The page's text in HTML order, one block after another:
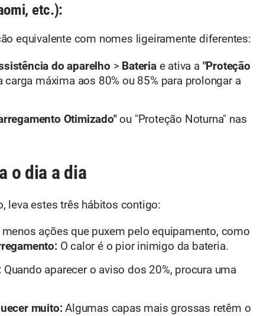
etc.):
equivalente com nomes ligeiramente diferentes:
do aparelho > Bateriae ativa a "Proteção
máxima aos 80% ou 85% para prolongar a
Otimizado"ou "Proteção Noturna" nas
o dia a dia
leva estes três hábitos contigo:
ações que puxem pelo equipamento, como
O calor é o pior inimigo da bateria.
Quando aparecer o aviso dos 20%, procura uma
muito:Algumas capas mais grossas retêm o